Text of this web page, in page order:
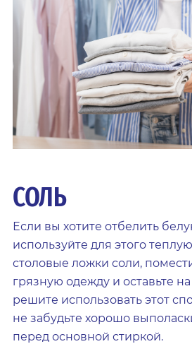
СОЛЬ
Если вы хотите отбелить
используйте для этого
столовые ложки соли,
грязную одежду и оставьте
решите использовать этот
не забудьте хорошо
перед основной стиркой.